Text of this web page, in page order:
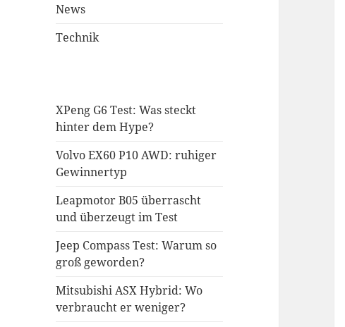
News
Technik
XPeng G6 Test: Was steckt
hinter dem Hype?
Volvo EX60 P10 AWD: ruhiger
Gewinnertyp
Leapmotor B05 überrascht
und überzeugt im Test
Jeep Compass Test: Warum so
groß geworden?
Mitsubishi ASX Hybrid: Wo
verbraucht er weniger?